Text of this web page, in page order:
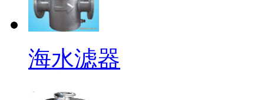
海水滤器